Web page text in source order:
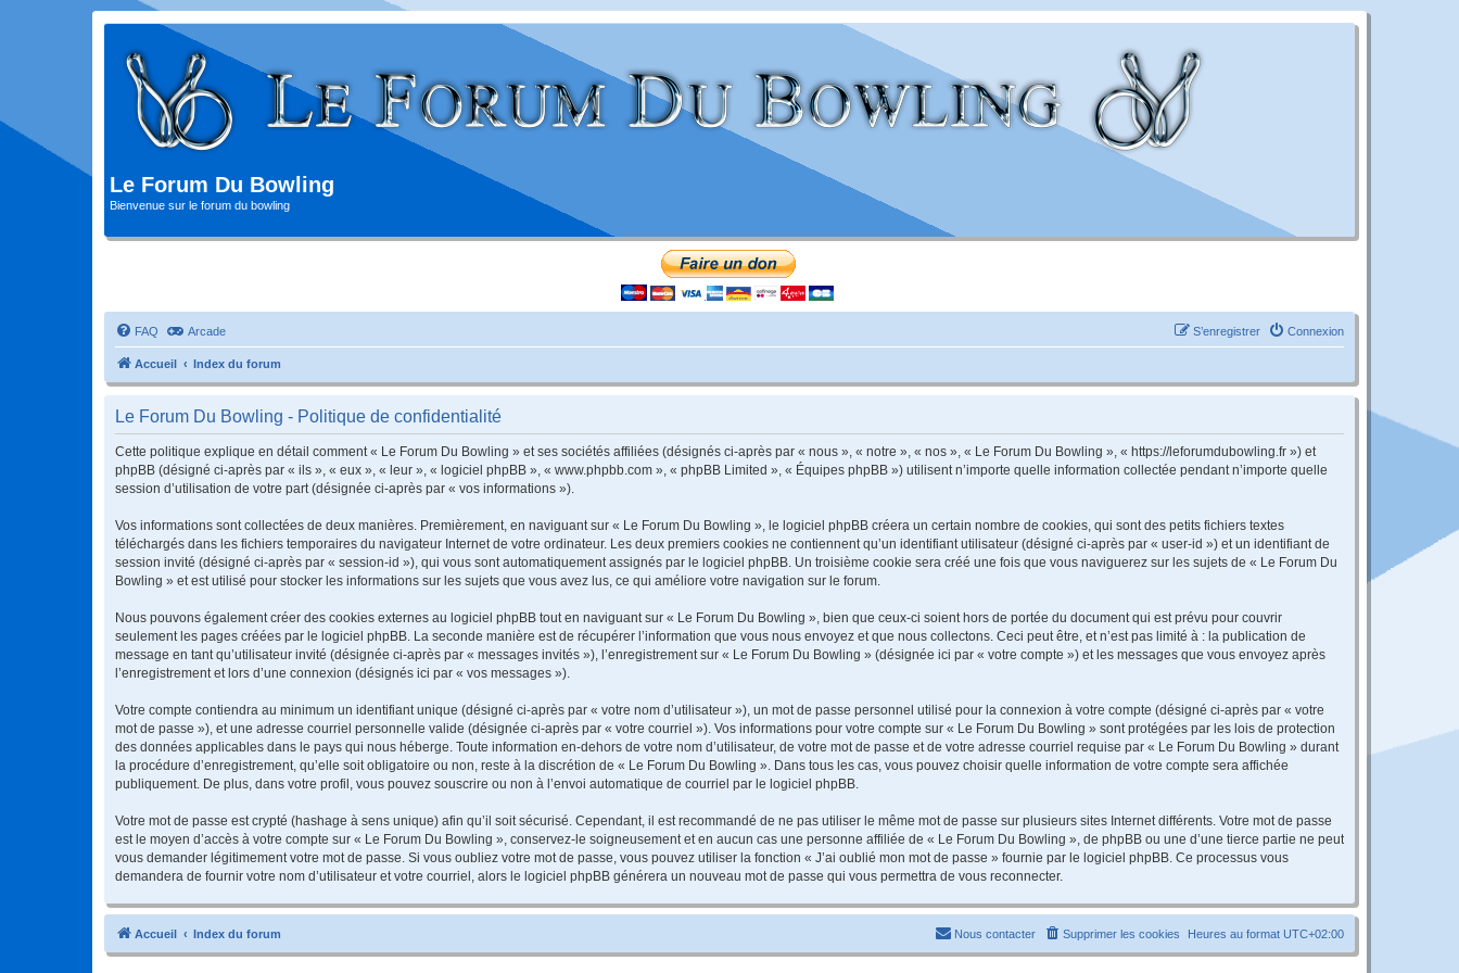
Le Forum Du Bowling
Bienvenue sur le forum du bowling
FAQ Arcade Connexion
S’enregistrer
Accueil Index du forum
Le Forum Du Bowling - Politique de confidentialité
Cette politique explique en détail comment « Le Forum Du Bowling » et ses sociétés affiliées (désignés ci-après par « nous », « notre », « nos », « Le Forum Du Bowling », « https://leforumdubowling.fr ») et
phpBB (désigné ci-après par « ils », « eux », « leur », « logiciel phpBB », « www.phpbb.com », « phpBB Limited », « Équipes phpBB ») utilisent n’importe quelle information collectée pendant n’importe quelle
session d’utilisation de votre part (désignée ci-après par « vos informations »).
Vos informations sont collectées de deux manières. Premièrement, en naviguant sur « Le Forum Du Bowling », le logiciel phpBB créera un certain nombre de cookies, qui sont des petits fichiers textes
téléchargés dans les fichiers temporaires du navigateur Internet de votre ordinateur. Les deux premiers cookies ne contiennent qu’un identifiant utilisateur (désigné ci-après par « user-id ») et un identifiant de
session invité (désigné ci-après par « session-id »), qui vous sont automatiquement assignés par le logiciel phpBB. Un troisième cookie sera créé une fois que vous naviguerez sur les sujets de « Le Forum Du
Bowling » et est utilisé pour stocker les informations sur les sujets que vous avez lus, ce qui améliore votre navigation sur le forum.
Nous pouvons également créer des cookies externes au logiciel phpBB tout en naviguant sur « Le Forum Du Bowling », bien que ceux-ci soient hors de portée du document qui est prévu pour couvrir
seulement les pages créées par le logiciel phpBB. La seconde manière est de récupérer l’information que vous nous envoyez et que nous collectons. Ceci peut être, et n’est pas limité à : la publication de
message en tant qu’utilisateur invité (désignée ci-après par « messages invités »), l’enregistrement sur « Le Forum Du Bowling » (désignée ici par « votre compte ») et les messages que vous envoyez après
l’enregistrement et lors d’une connexion (désignés ici par « vos messages »).
Votre compte contiendra au minimum un identifiant unique (désigné ci-après par « votre nom d’utilisateur »), un mot de passe personnel utilisé pour la connexion à votre compte (désigné ci-après par « votre
mot de passe »), et une adresse courriel personnelle valide (désignée ci-après par « votre courriel »). Vos informations pour votre compte sur « Le Forum Du Bowling » sont protégées par les lois de protection
des données applicables dans le pays qui nous héberge. Toute information en-dehors de votre nom d’utilisateur, de votre mot de passe et de votre adresse courriel requise par « Le Forum Du Bowling » durant
la procédure d’enregistrement, qu’elle soit obligatoire ou non, reste à la discrétion de « Le Forum Du Bowling ». Dans tous les cas, vous pouvez choisir quelle information de votre compte sera affichée
publiquement. De plus, dans votre profil, vous pouvez souscrire ou non à l’envoi automatique de courriel par le logiciel phpBB.
Votre mot de passe est crypté (hashage à sens unique) afin qu’il soit sécurisé. Cependant, il est recommandé de ne pas utiliser le même mot de passe sur plusieurs sites Internet différents. Votre mot de passe
est le moyen d’accès à votre compte sur « Le Forum Du Bowling », conservez-le soigneusement et en aucun cas une personne affiliée de « Le Forum Du Bowling », de phpBB ou une d’une tierce partie ne peut
vous demander légitimement votre mot de passe. Si vous oubliez votre mot de passe, vous pouvez utiliser la fonction « J’ai oublié mon mot de passe » fournie par le logiciel phpBB. Ce processus vous
demandera de fournir votre nom d’utilisateur et votre courriel, alors le logiciel phpBB générera un nouveau mot de passe qui vous permettra de vous reconnecter.
Accueil Index du forum Heures au format UTC+02:00
Supprimer les cookies
Nous contacter